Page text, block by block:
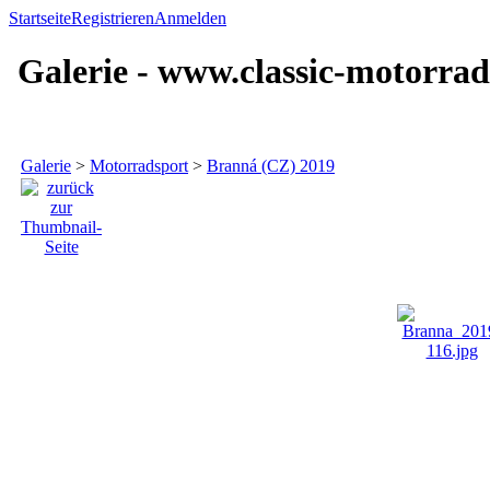
StartseiteRegistrierenAnmelden
Galerie - www.classic-
Galerie > Motorradsport > Branná (CZ) 2019